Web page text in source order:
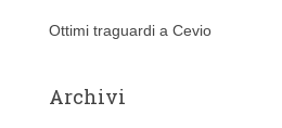
Ottimi traguardi a Cevio
Archivi